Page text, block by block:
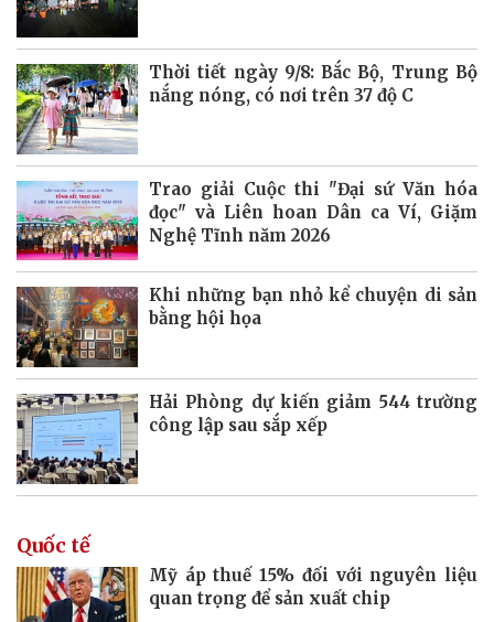
Thời tiết ngày 9/8: Bắc Bộ, Trung Bộ
nắng nóng, có nơi trên 37 độ C
Trao giải Cuộc thi "Đại sứ Văn hóa
đọc" và Liên hoan Dân ca Ví, Giặm
Nghệ Tĩnh năm 2026
Khi những bạn nhỏ kể chuyện di sản
bằng hội họa
Hải Phòng dự kiến giảm 544 trường
công lập sau sắp xếp
Quốc tế
Mỹ áp thuế 15% đối với nguyên liệu
quan trọng để sản xuất chip